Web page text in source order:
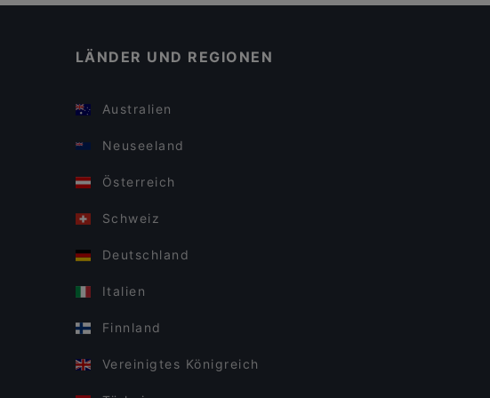
LÄNDER UND REGIONEN
Australien
Neuseeland
Österreich
Schweiz
Deutschland
Italien
Finnland
Vereinigtes Königreich